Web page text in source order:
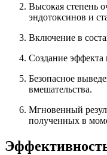
Высокая степень
эндотоксинов и
Включение в
Создание эффекта
Безопасное
вмешательства.
Мгновенный
полученных в